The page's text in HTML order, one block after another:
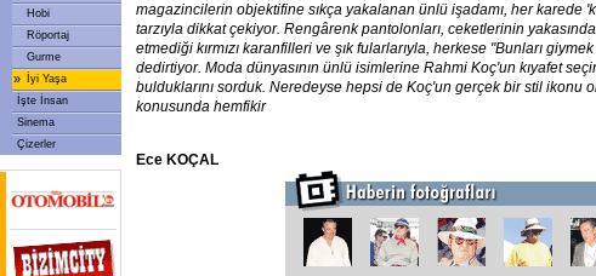
Hobi
Röportaj
Gurme
»
İyi Yaşa
İşte İnsan
Sinema
Çizerler
magazincilerin objektifine sıkça yakalanan ünlü işadamı, her karede
tarzıyla dikkat çekiyor. Rengârenk pantolonları, ceketlerinin
etmediği kırmızı karanfilleri ve şık fularlarıyla, herkese "Bunları
dedirtiyor. Moda dünyasının ünlü isimlerine Rahmi Koç'un kıyafet
bulduklarını sorduk. Neredeyse hepsi de Koç'un gerçek bir stil ikonu
konusunda hemfikir
Ece KOÇAL